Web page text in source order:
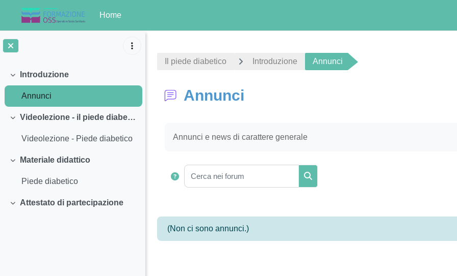
Home
Minimizza
Introduzione
Annunci
Minimizza
Videolezione - il piede diabetico
Videolezione - Piede diabetico
Minimizza
Materiale didattico
Piede diabetico
Minimizza
Attestato di partecipazione
Il piede diabetico Introduzione Annunci
Annunci
Annunci e news di carattere generale
Cerca nei forum
(Non ci sono annunci.)